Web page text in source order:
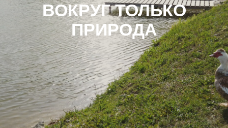
ВОКРУГ ТОЛЬКО
ПРИРОДА